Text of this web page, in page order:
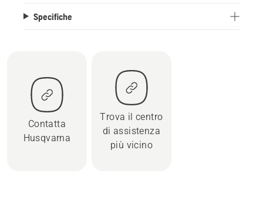
Specifiche
Contatta
Husqvarna
Trova il centro
di assistenza
più vicino